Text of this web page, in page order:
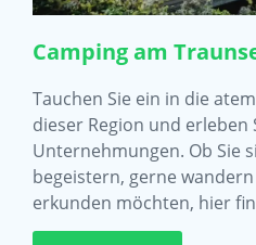
Camping am
Tauchen Sie ein in die
dieser Region und erleben
Unternehmungen. Ob Sie
begeistern, gerne
erkunden möchten, hier